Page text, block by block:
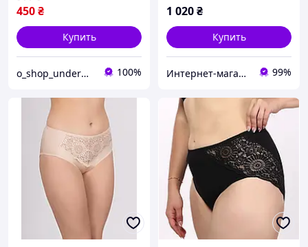
450₴
Купить
о_shop_underwear 100%
1 020₴
Купить
Интернет-магазин Грация 99%